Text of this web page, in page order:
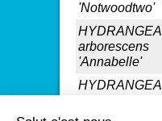
'Notwoodtwo'
HYDRANGEA
arborescens
'Annabelle'
HYDRANGEA